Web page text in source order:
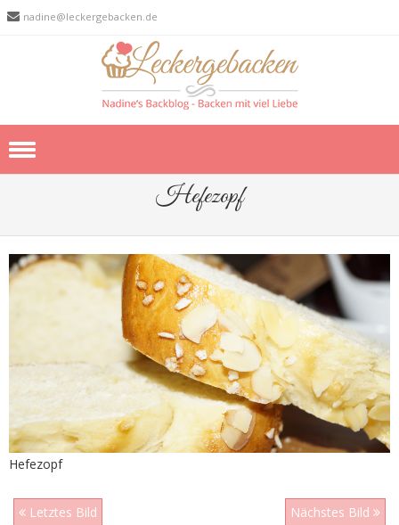
nadine@leckergebacken.de
Hefezopf
Hefezopf
Letztes Bild Nächstes Bild